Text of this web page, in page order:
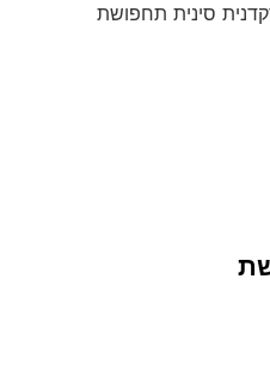
סינית תחפושת